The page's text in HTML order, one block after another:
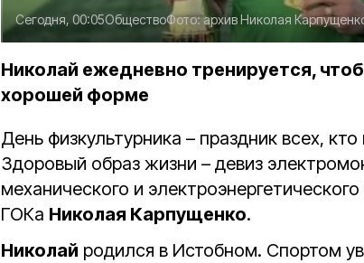
Сегодня, 00:05ОбществоФото:архив Николая
Николай ежедневно тренируется,
хорошей форме
День физкультурника – праздник всех,
Здоровый образ жизни – девиз
механического и
ГОКа Николая Карпущенко.
Николай родился в Истобном. Спортом